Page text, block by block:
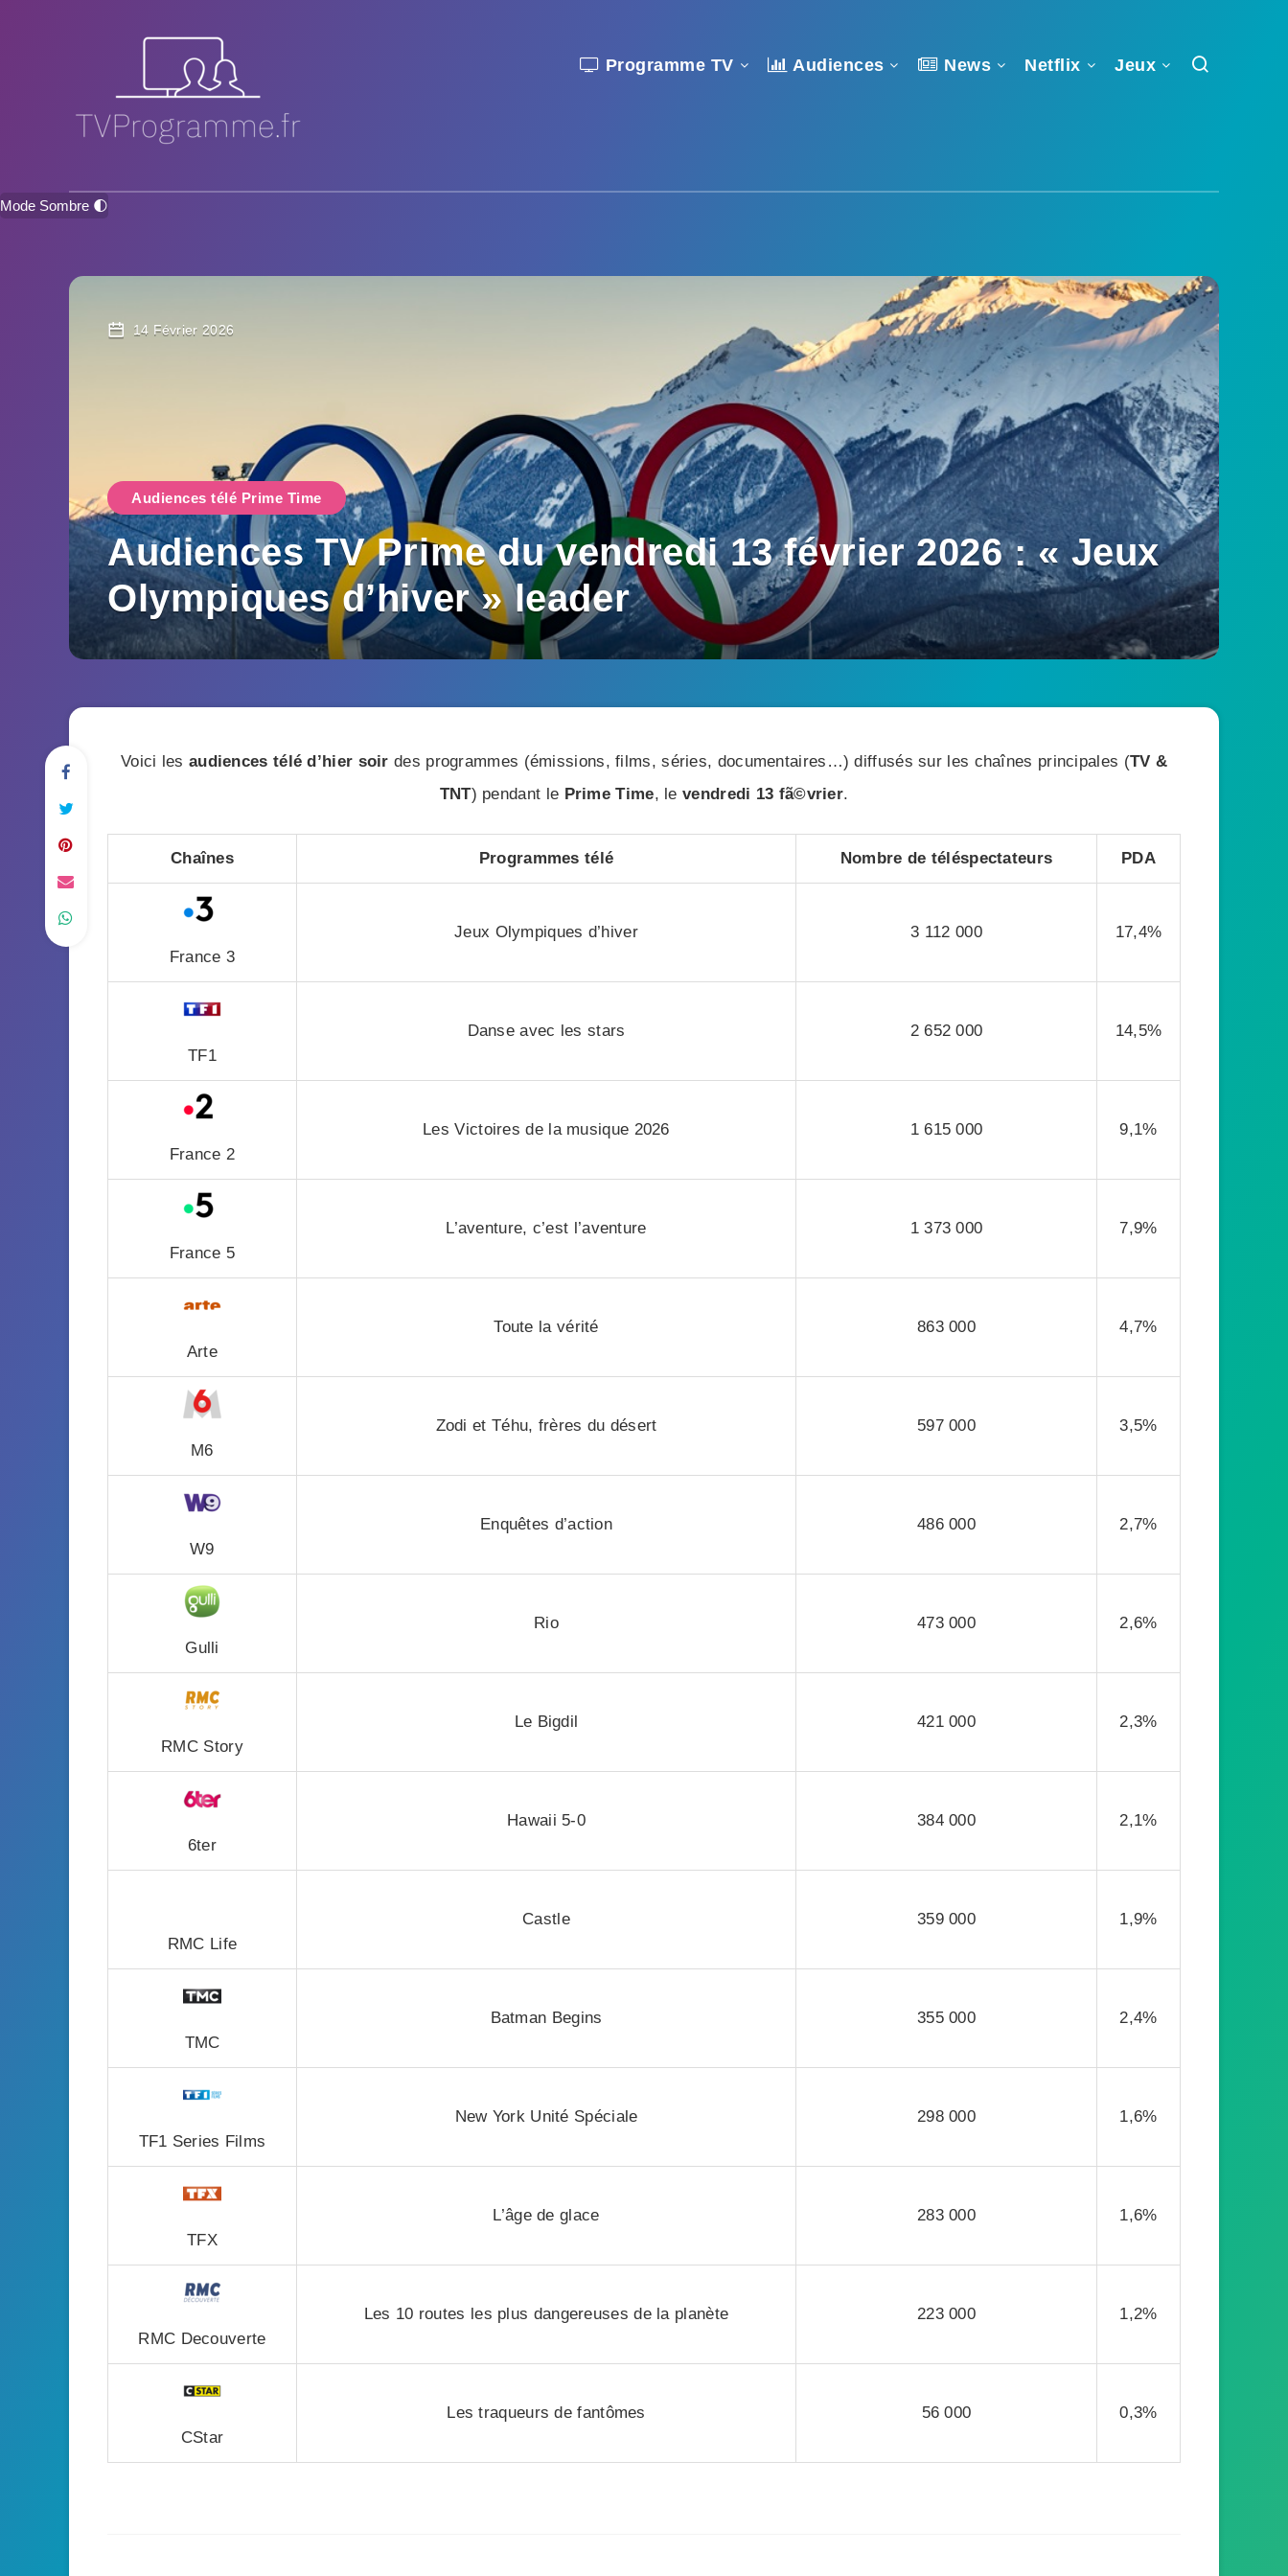
Programme TV Audiences News Netflix Jeux
Mode Sombre 🌓
14 Février 2026
Audiences télé Prime Time
Audiences TV Prime du vendredi 13 février 2026 : « Jeux
Olympiques d’hiver » leader
Voici les audiences télé d’hier soir des programmes (émissions, films, séries, documentaires…) diffusés sur les chaînes principales (TV &
TNT) pendant le Prime Time, le vendredi 13 fã©vrier.
Chaînes Programmes télé Nombre de téléspectateurs PDA
France 3
Jeux Olympiques d’hiver 3 112 000 17,4%
TF1
Danse avec les stars 2 652 000 14,5%
France 2
Les Victoires de la musique 2026 1 615 000 9,1%
France 5
L’aventure, c’est l’aventure 1 373 000 7,9%
Arte
Toute la vérité 863 000 4,7%
M6
Zodi et Téhu, frères du désert 597 000 3,5%
W9
Enquêtes d’action 486 000 2,7%
Gulli
Rio 473 000 2,6%
RMC Story
Le Bigdil 421 000 2,3%
6ter
Hawaii 5-0 384 000 2,1%
RMC Life
Castle 359 000 1,9%
TMC
Batman Begins 355 000 2,4%
TF1 Series Films
New York Unité Spéciale 298 000 1,6%
TFX
L’âge de glace 283 000 1,6%
RMC Decouverte
Les 10 routes les plus dangereuses de la planète 223 000 1,2%
CStar
Les traqueurs de fantômes 56 000 0,3%